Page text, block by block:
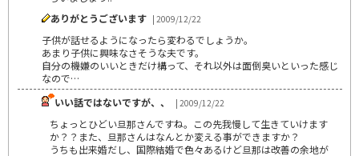
ありがとうございます | 2009/12/22
子供が話せるようになったら変わるでしょうか。
あまり子供に興味なさそうな夫です。
自分の機嫌のいいときだけ構って、それ以外は面倒臭いといった感じ
なので…
いい話ではないですが、、
| 2009/12/22
ちょっとひどい旦那さんですね。この先我慢して生きていけます
か？？また、旦那さんはなんとか変える事ができますか？
うちも出来婚だし、国際結婚で色々あるけど旦那は改善の余地が